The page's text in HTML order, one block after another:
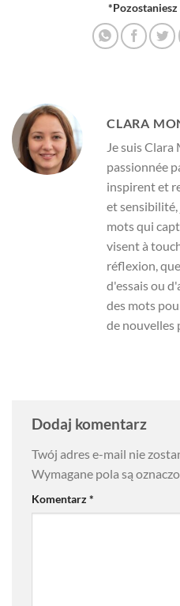
CLARA
Je suis
passionnée
inspirent et
et sensibilité,
mots qui
visent à
réflexion,
d'essais ou
des mots
de nouvelles
Dodaj komentarz
Twój adres e-mail nie
Wymagane pola są
Komentarz*